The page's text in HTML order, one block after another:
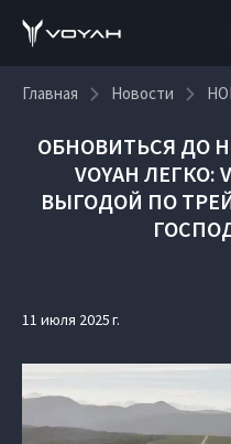
Главная Новости
ОБНОВИТЬСЯ ДО
VOYAH ЛЕГКО:
ВЫГОДОЙ ПО
11 июля 2025 г.